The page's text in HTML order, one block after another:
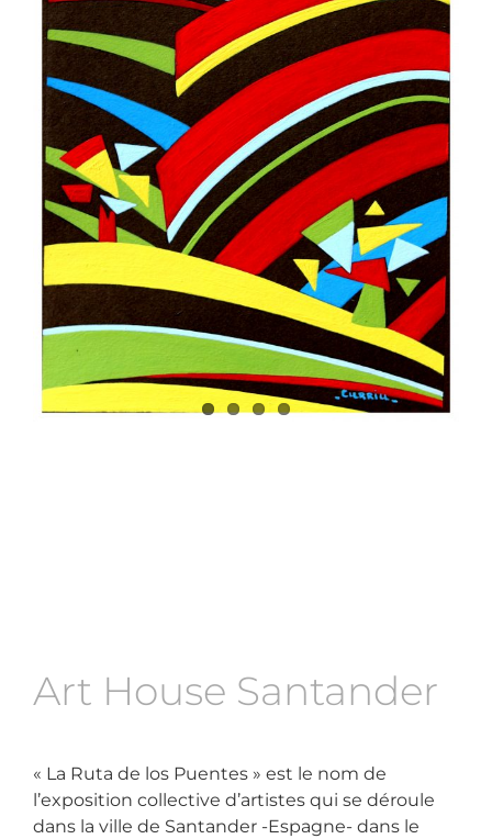
Art House Santander
« La Ruta de los Puentes » est le nom de
l’exposition collective d’artistes qui se déroule
dans la ville de Santander -Espagne- dans le